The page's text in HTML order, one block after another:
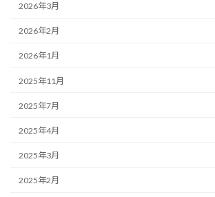
2026年3月
2026年2月
2026年1月
2025年11月
2025年7月
2025年4月
2025年3月
2025年2月